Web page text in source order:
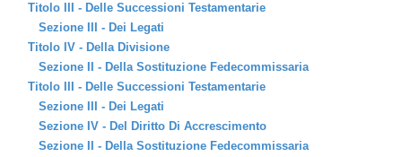
Titolo III - Delle Successioni Testamentarie
Sezione III - Dei Legati
Titolo IV - Della Divisione
Sezione II - Della Sostituzione Fedecommissaria
Titolo III - Delle Successioni Testamentarie
Sezione III - Dei Legati
Sezione IV - Del Diritto Di Accrescimento
Sezione II - Della Sostituzione Fedecommissaria